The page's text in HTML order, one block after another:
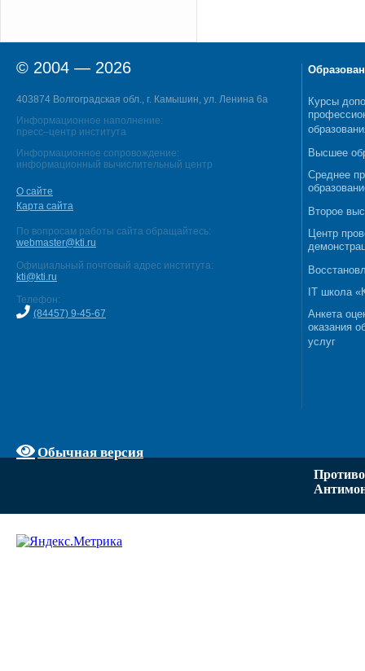
© 2004 — 2026
403874 Волгоградская обл., г. Камышин, ул. Ленина 6а
Информационное наполнение:
пресс–центр института
Информационное сопровождение:
информационный вычислительный центр
О сайте
Карта сайта
По вопросам работы сайта обращайтесь:
webmaster@kti.ru
Официальный почтовый адрес института:
kti@kti.ru
Телефон:
(84457) 9-45-67
Обычная версия
Курсы
Высшее
Среднее
Второе
Центр
IT школа
Анкета
оказания
услуг